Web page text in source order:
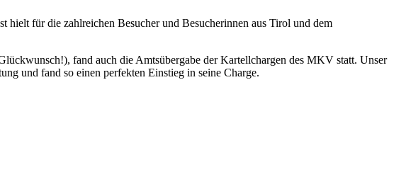
für die zahlreichen Besucher und Besucherinnen aus Tirol und dem
fand auch die Amtsübergabe der Kartellchargen des MKV statt. Unser
und fand so einen perfekten Einstieg in seine Charge.